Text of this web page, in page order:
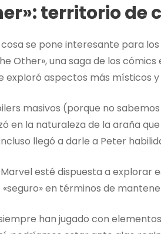
territorio de
se pone interesante para
Other», una saga de los
exploró aspectos más místicos
masivos (porque no
en la naturaleza de la araña
llegó a darle a Peter
esté dispuesta a explorar
en términos de
han jugado con